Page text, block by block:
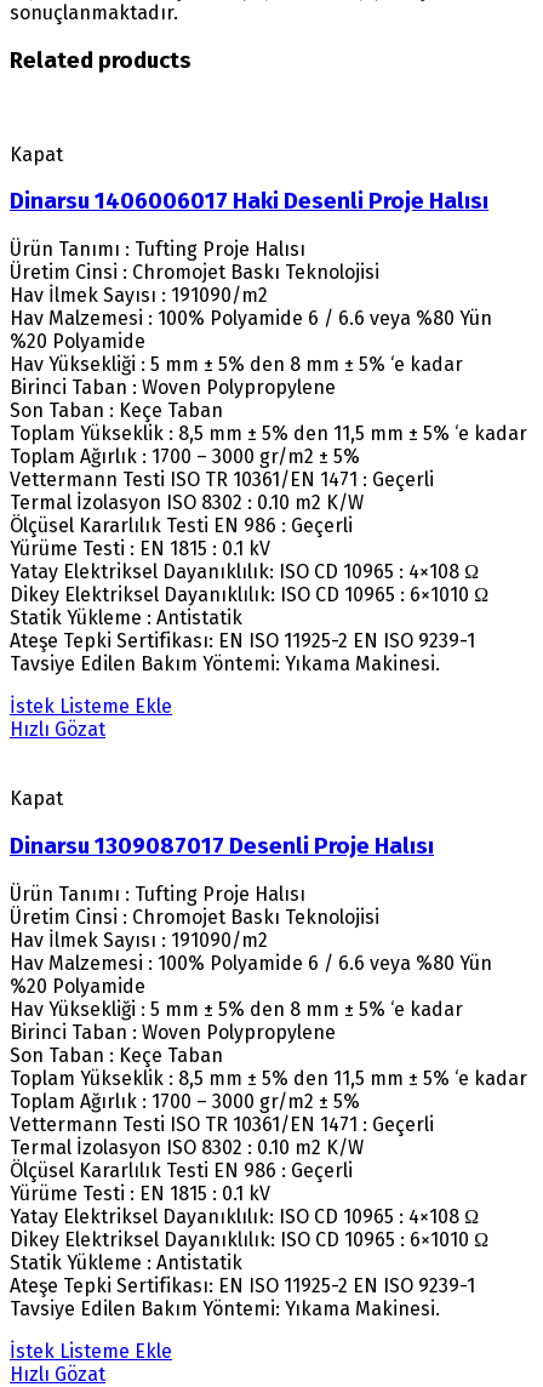
sonuçlanmaktadır.
Related products
Kapat
Dinarsu 1406006017 Haki Desenli Proje Halısı
Ürün Tanımı : Tufting Proje Halısı
Üretim Cinsi : Chromojet Baskı Teknolojisi
Hav İlmek Sayısı : 191090/m2
Hav Malzemesi : 100% Polyamide 6 / 6.6 veya %80 Yün
%20 Polyamide
Hav Yüksekliği : 5 mm ± 5% den 8 mm ± 5% ‘e kadar
Birinci Taban : Woven Polypropylene
Son Taban : Keçe Taban
Toplam Yükseklik : 8,5 mm ± 5% den 11,5 mm ± 5% ‘e kadar
Toplam Ağırlık : 1700 – 3000 gr/m2 ± 5%
Vettermann Testi ISO TR 10361/EN 1471 : Geçerli
Termal İzolasyon ISO 8302 : 0.10 m2 K/W
Ölçüsel Kararlılık Testi EN 986 : Geçerli
Yürüme Testi : EN 1815 : 0.1 kV
Yatay Elektriksel Dayanıklılık: ISO CD 10965 : 4×108 Ω
Dikey Elektriksel Dayanıklılık: ISO CD 10965 : 6×1010 Ω
Statik Yükleme : Antistatik
Ateşe Tepki Sertifikası: EN ISO 11925-2 EN ISO 9239-1
Tavsiye Edilen Bakım Yöntemi: Yıkama Makinesi.
İstek Listeme Ekle
Hızlı Gözat
Kapat
Dinarsu 1309087017 Desenli Proje Halısı
Ürün Tanımı : Tufting Proje Halısı
Üretim Cinsi : Chromojet Baskı Teknolojisi
Hav İlmek Sayısı : 191090/m2
Hav Malzemesi : 100% Polyamide 6 / 6.6 veya %80 Yün
%20 Polyamide
Hav Yüksekliği : 5 mm ± 5% den 8 mm ± 5% ‘e kadar
Birinci Taban : Woven Polypropylene
Son Taban : Keçe Taban
Toplam Yükseklik : 8,5 mm ± 5% den 11,5 mm ± 5% ‘e kadar
Toplam Ağırlık : 1700 – 3000 gr/m2 ± 5%
Vettermann Testi ISO TR 10361/EN 1471 : Geçerli
Termal İzolasyon ISO 8302 : 0.10 m2 K/W
Ölçüsel Kararlılık Testi EN 986 : Geçerli
Yürüme Testi : EN 1815 : 0.1 kV
Yatay Elektriksel Dayanıklılık: ISO CD 10965 : 4×108 Ω
Dikey Elektriksel Dayanıklılık: ISO CD 10965 : 6×1010 Ω
Statik Yükleme : Antistatik
Ateşe Tepki Sertifikası: EN ISO 11925-2 EN ISO 9239-1
Tavsiye Edilen Bakım Yöntemi: Yıkama Makinesi.
İstek Listeme Ekle
Hızlı Gözat